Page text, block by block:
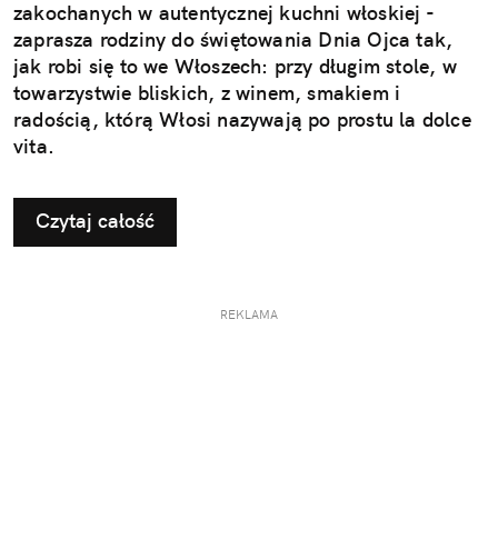
zakochanych w autentycznej kuchni włoskiej -
zaprasza rodziny do świętowania Dnia Ojca tak,
jak robi się to we Włoszech: przy długim stole, w
towarzystwie bliskich, z winem, smakiem i
radością, którą Włosi nazywają po prostu la dolce
vita.
Czytaj całość
REKLAMA